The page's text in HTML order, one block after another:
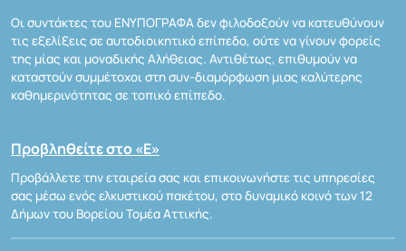
Οι συντάκτες του ΕΝΥΠΟΓΡΑΦΑ δεν φιλοδοξούν να κατευθύνουν
τις εξελίξεις σε αυτοδιοικητικό επίπεδο, ούτε να γίνουν φορείς
της μίας και μοναδικής Αλήθειας. Αντιθέτως, επιθυμούν να
καταστούν συμμέτοχοι στη συν-διαμόρφωση μιας καλύτερης
καθημερινότητας σε τοπικό επίπεδο.
Προβληθείτε στο «Ε»
Προβάλλετε την εταιρεία σας και επικοινωνήστε τις υπηρεσίες
σας μέσω ενός ελκυστικού πακέτου, στο δυναμικό κοινό των 12
Δήμων του Βορείου Τομέα Αττικής.